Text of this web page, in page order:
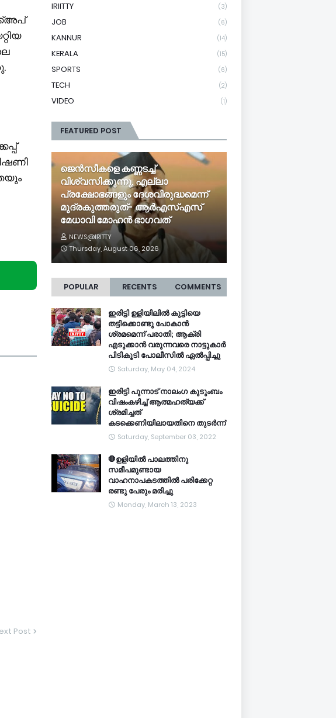
Post
IRIITTY (3)
JOB (6)
KANNUR (14)
KERALA (15)
SPORTS (6)
TECH (2)
VIDEO (1)
FEATURED POST
ജെൻസീകളെ കണ്ണടച്ച്
വിശ്വസിക്കുന്നു, എല്ലാ
പ്രക്ഷോഭങ്ങളും ദേശവിരുദ്ധമെന്ന്
മുദ്രകുത്തരുത്- ആർഎസ്എസ്
മേധാവി മോഹൻ ഭാ​ഗവത്
NEWS@IRITTY
Thursday, August 06, 2026
POPULAR RECENTS COMMENTS
ഇരിട്ടി ഉളിയിലിൽ കുട്ടിയെ
തട്ടിക്കൊണ്ടു പോകാൻ
ശ്രമമെന്ന് പരാതി; ആക്രി
എടുക്കാൻ വരുന്നവരെ നാട്ടുകാർ
പിടികൂടി പോലീസിൽ ഏൽപ്പിച്ചു
Saturday, May 04, 2024
ഇരിട്ടി പുന്നാട് നാലംഗ കുടുംബം
വിഷംകഴിച്ച്‌ ആത്മഹത്യക്ക്
ശ്രമിച്ചത്
കടക്കെണിയിലായതിനെ തുടർന്ന്
Saturday, September 03, 2022
🛑ഉളിയിൽ പാലത്തിനു
സമീപമുണ്ടായ
വാഹനാപകടത്തിൽ പരിക്കേറ്റ
രണ്ടു പേരും മരിച്ചു
Monday, March 13, 2023